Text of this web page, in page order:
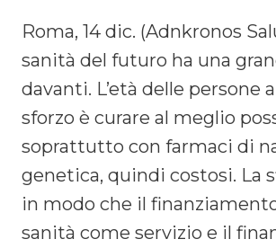
Roma, 14 dic. (Adnkronos
sanità del futuro ha una
davanti. L’età delle persone
sforzo è curare al meglio
soprattutto con farmaci di
genetica, quindi costosi. La
in modo che il
sanità come servizio e il